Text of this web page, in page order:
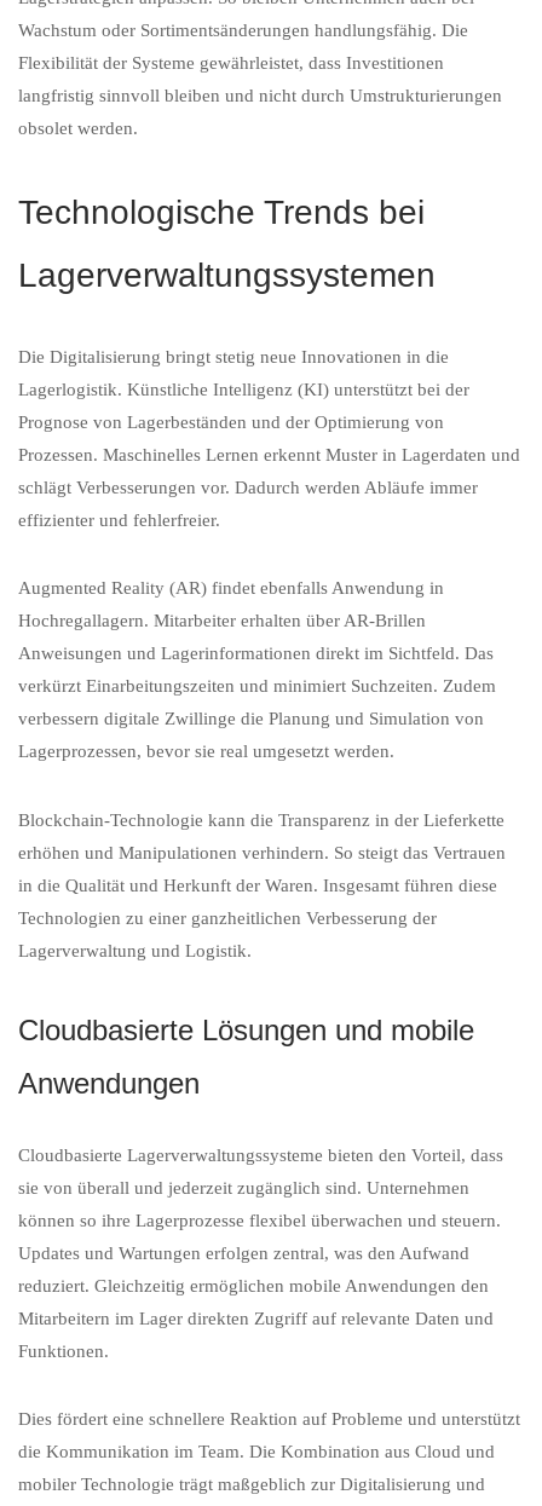
Wachstum oder Sortimentsänderungen handlungsfähig. Die
Flexibilität der Systeme gewährleistet, dass Investitionen
langfristig sinnvoll bleiben und nicht durch Umstrukturierungen
obsolet werden.
Technologische Trends bei
Lagerverwaltungssystemen
Die Digitalisierung bringt stetig neue Innovationen in die
Lagerlogistik. Künstliche Intelligenz (KI) unterstützt bei der
Prognose von Lagerbeständen und der Optimierung von
Prozessen. Maschinelles Lernen erkennt Muster in Lagerdaten und
schlägt Verbesserungen vor. Dadurch werden Abläufe immer
effizienter und fehlerfreier.
Augmented Reality (AR) findet ebenfalls Anwendung in
Hochregallagern. Mitarbeiter erhalten über AR-Brillen
Anweisungen und Lagerinformationen direkt im Sichtfeld. Das
verkürzt Einarbeitungszeiten und minimiert Suchzeiten. Zudem
verbessern digitale Zwillinge die Planung und Simulation von
Lagerprozessen, bevor sie real umgesetzt werden.
Blockchain-Technologie kann die Transparenz in der Lieferkette
erhöhen und Manipulationen verhindern. So steigt das Vertrauen
in die Qualität und Herkunft der Waren. Insgesamt führen diese
Technologien zu einer ganzheitlichen Verbesserung der
Lagerverwaltung und Logistik.
Cloudbasierte Lösungen und mobile
Anwendungen
Cloudbasierte Lagerverwaltungssysteme bieten den Vorteil, dass
sie von überall und jederzeit zugänglich sind. Unternehmen
können so ihre Lagerprozesse flexibel überwachen und steuern.
Updates und Wartungen erfolgen zentral, was den Aufwand
reduziert. Gleichzeitig ermöglichen mobile Anwendungen den
Mitarbeitern im Lager direkten Zugriff auf relevante Daten und
Funktionen.
Dies fördert eine schnellere Reaktion auf Probleme und unterstützt
die Kommunikation im Team. Die Kombination aus Cloud und
mobiler Technologie trägt maßgeblich zur Digitalisierung und